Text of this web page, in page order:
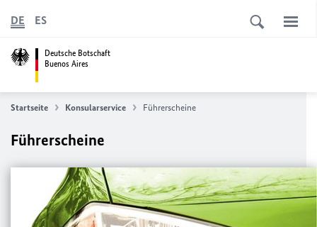
Deutsche Botschaft
Buenos Aires
DE ES
Startseite Konsularservice Führerscheine
Führerscheine